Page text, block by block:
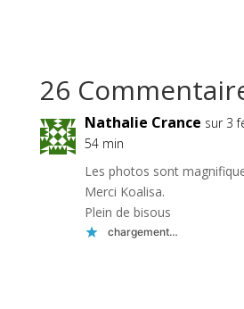
26
Nathalie Crance sur 3
54 min
Les photos sont
Merci Koalisa.
Plein de bisous
chargement…